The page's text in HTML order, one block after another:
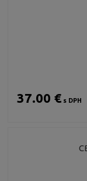
37.00 €s DPH